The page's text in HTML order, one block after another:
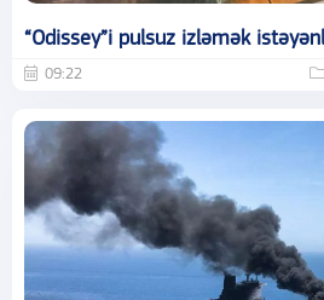
“Odissey”i pulsuz izləmək
09:22